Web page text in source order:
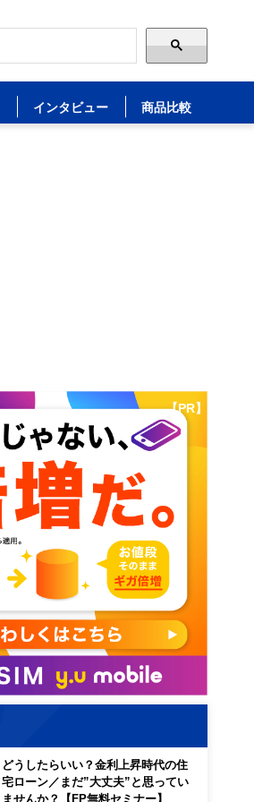
インタビュー 商品比較
【PR】
どうしたらいい？金利上昇時代の住
宅ローン／まだ”大丈夫”と思ってい
ませんか？【FP無料セミナー】